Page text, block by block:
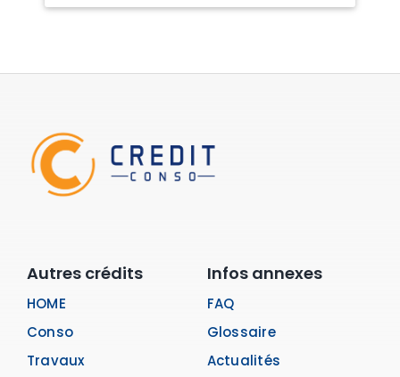
Autres crédits
HOME
Conso
Travaux
Infos annexes
FAQ
Glossaire
Actualités